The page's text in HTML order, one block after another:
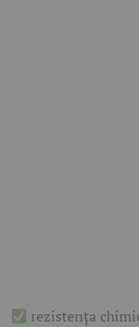
rezistența